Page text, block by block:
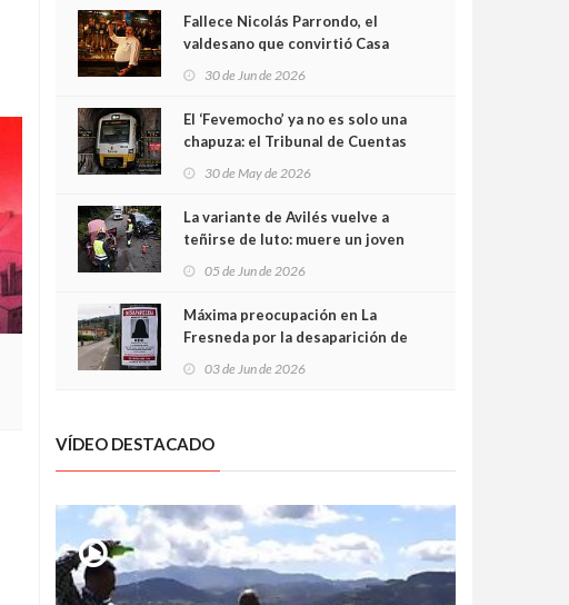
minutos
Fallece Nicolás Parrondo, el
valdesano que convirtió Casa
30 de Jun de 2026
El ‘Fevemocho’ ya no es solo una
chapuza: el Tribunal de Cuentas
sobrecoste de los trenes que no
cabían por los túneles
30 de May de 2026
La variante de Avilés vuelve a
teñirse de luto: muere un joven
05 de Jun de 2026
Máxima preocupación en La
Fresneda por la desaparición de
03 de Jun de 2026
VÍDEO DESTACADO